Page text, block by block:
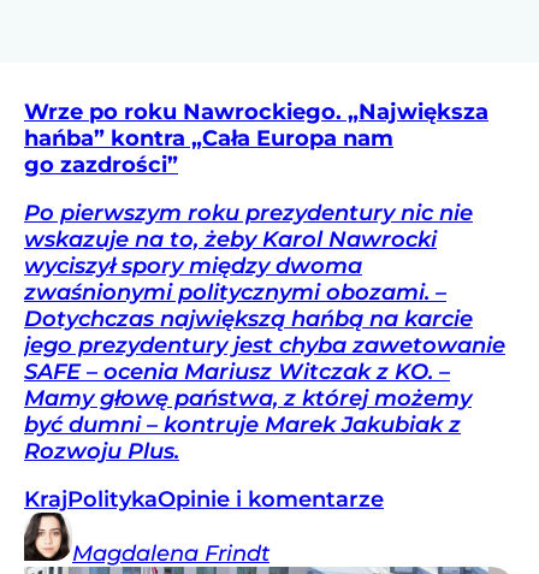
Wrze po roku Nawrockiego. „Największa
hańba” kontra „Cała Europa nam
go zazdrości”
Po pierwszym roku prezydentury nic nie
wskazuje na to, żeby Karol Nawrocki
wyciszył spory między dwoma
zwaśnionymi politycznymi obozami. –
Dotychczas największą hańbą na karcie
jego prezydentury jest chyba zawetowanie
SAFE – ocenia Mariusz Witczak z KO. –
Mamy głowę państwa, z której możemy
być dumni – kontruje Marek Jakubiak z
Rozwoju Plus.
KrajPolitykaOpinie i komentarze
Magdalena Frindt